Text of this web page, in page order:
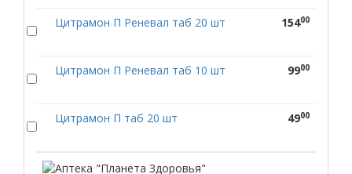
Цитрамон П Реневал таб 20 шт 15400
Цитрамон П Реневал таб 10 шт 9900
Цитрамон П таб 20 шт 4900